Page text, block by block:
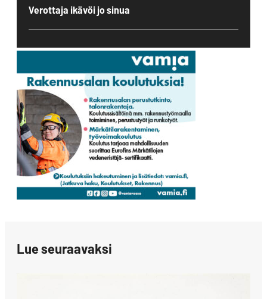
Verottaja ikävöi jo sinua
Lue seuraavaksi